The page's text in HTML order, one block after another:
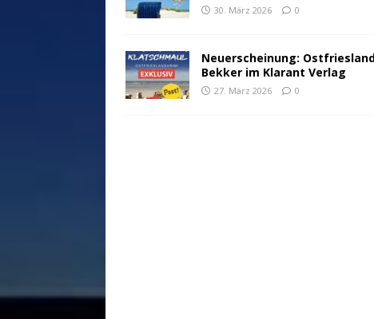
30. März 2026 0
Neuerscheinung:
Bekker im Klarant Verlag
27. März 2026 0